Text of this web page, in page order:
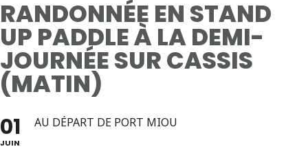
RANDONNÉE EN STAND
UP PADDLE À LA DEMI-
JOURNÉE SUR CASSIS
(MATIN)
01
JUIN
AU DÉPART DE PORT MIOU